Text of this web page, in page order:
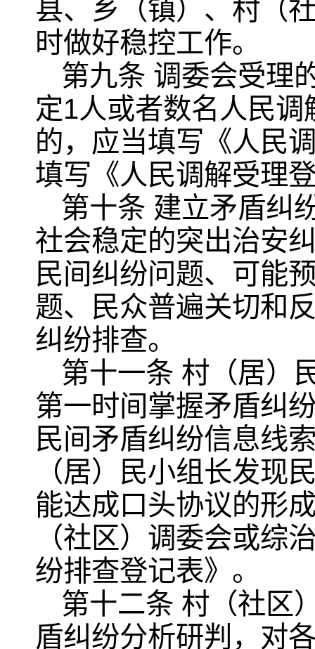
县、乡（镇）、村（
时做好稳控工作。
第九条 调委会受理
定1人或者数名人民
的，应当填写《人民
填写《人民调解受理
第十条 建立矛盾纠
社会稳定的突出治安
民间纠纷问题、可能
题、民众普遍关切和
纠纷排查。
第十一条 村（居）
第一时间掌握矛盾纠
民间矛盾纠纷信息线
（居）民小组长发现
能达成口头协议的形
（社区）调委会或综
纷排查登记表》。
第十二条 村（社区
盾纠纷分析研判，对